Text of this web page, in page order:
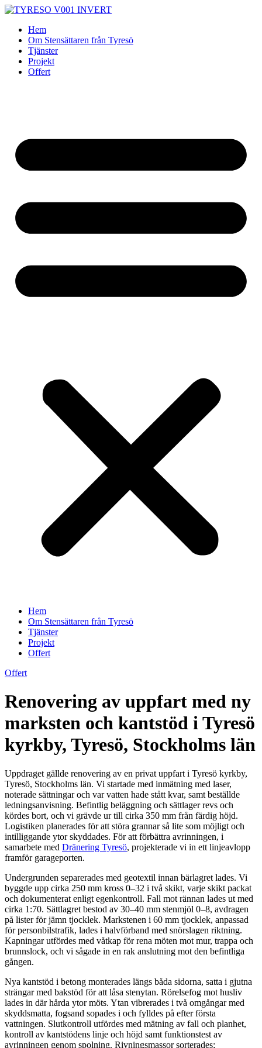
Skip
contentHem
Om Stensättaren från Tyresö
Tjänster
Projekt
Offert
Hem
Om Stensättaren från Tyresö
Tjänster
Projekt
Offert
Offert
Renovering av uppfart med ny
marksten och kantstöd i Tyresö
kyrkby, Tyresö, Stockholms län
Uppdraget gällde renovering av en privat uppfart i Tyresö kyrkby,
Tyresö, Stockholms län. Vi startade med inmätning med laser,
noterade sättningar och var vatten hade stått kvar, samt beställde
ledningsanvisning. Befintlig beläggning och sättlager revs och
kördes bort, och vi grävde ur till cirka 350 mm från färdig höjd.
Logistiken planerades för att störa grannar så lite som möjligt och
intilliggande ytor skyddades. För att förbättra avrinningen, i
samarbete med Dränering Tyresö, projekterade vi in ett linjeavlopp
framför garageporten.
Undergrunden separerades med geotextil innan bärlagret lades. Vi
byggde upp cirka 250 mm kross 0–32 i två skikt, varje skikt packat
och dokumenterat enligt egenkontroll. Fall mot rännan lades ut med
cirka 1:70. Sättlagret bestod av 30–40 mm stenmjöl 0–8, avdragen
på lister för jämn tjocklek. Markstenen i 60 mm tjocklek, anpassad
för personbilstrafik, lades i halvförband med snörslagen riktning.
Kapningar utfördes med våtkap för rena möten mot mur, trappa och
brunnslock, och vi sågade in en rak anslutning mot den befintliga
gången.
Nya kantstöd i betong monterades längs båda sidorna, satta i gjutna
strängar med bakstöd för att låsa stenytan. Rörelsefog mot husliv
lades in där hårda ytor möts. Ytan vibrerades i två omgångar med
skyddsmatta, fogsand sopades i och fylldes på efter första
vattningen. Slutkontroll utfördes med mätning av fall och planhet,
kontroll av kantstödens linje och höjd samt funktionstest av
avrinningen genom spolning. Rivningsmassor sorterades;